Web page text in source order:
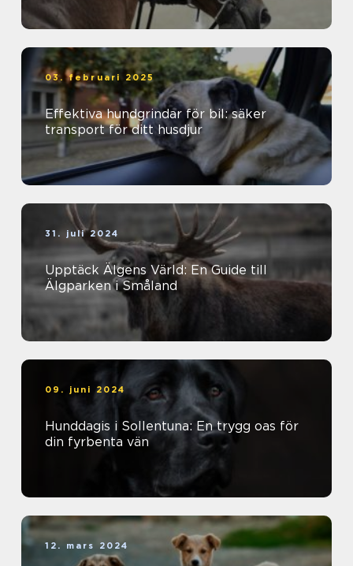
03. februari 2025
Effektiva hundgrindar för bil: säker
transport för ditt husdjur
31. juli 2024
Upptäck Älgens Värld: En Guide till
Älgparken i Småland
09. juni 2024
Hunddagis i Sollentuna: En trygg oas för
din fyrbenta vän
12. mars 2024